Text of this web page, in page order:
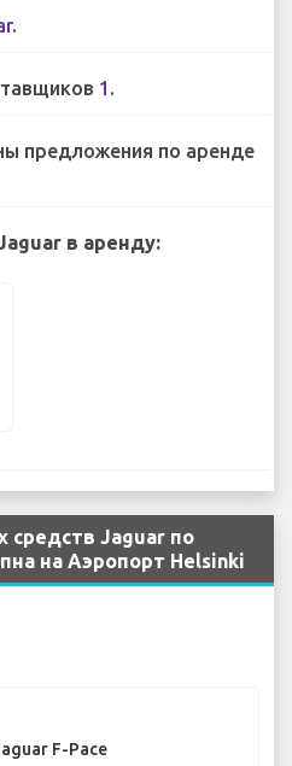
.
1 .
предложения по аренде
в аренду:
средств Jaguar по
на Аэропорт Helsinki
F-Pace